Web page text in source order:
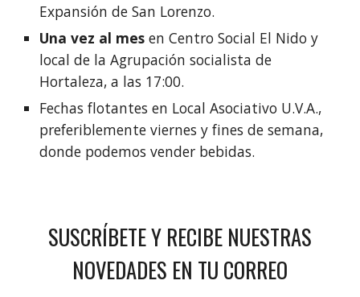
Expansión de San Lorenzo.
Una vez al mes en Centro Social El Nido y
local de la Agrupación socialista de
Hortaleza, a las 17:00.
Fechas flotantes en Local Asociativo U.V.A.,
preferiblemente viernes y fines de semana,
donde podemos vender bebidas.
SUSCRÍBETE Y RECIBE NUESTRAS
NOVEDADES EN TU CORREO